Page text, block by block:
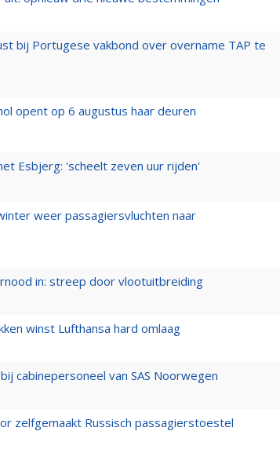
bij Portugese vakbond over overname TAP te
opent op 6 augustus haar deuren
Esbjerg: 'scheelt zeven uur rijden'
weer passagiersvluchten naar
in: streep door vlootuitbreiding
winst Lufthansa hard omlaag
cabinepersoneel van SAS Noorwegen
zelfgemaakt Russisch passagierstoestel